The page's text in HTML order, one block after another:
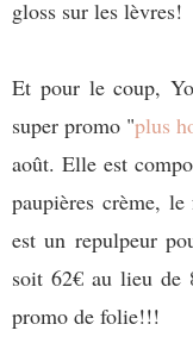
gloss sur les lèvres!
Et pour le coup,
super promo "plus
août. Elle est
paupières crème,
est un repulpeur
soit 62€ au lieu de
promo de folie!!!